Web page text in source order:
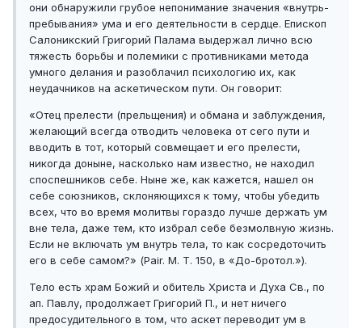
они обнаружили грубое непонимание значения «внутрь-
пребывания» ума и его деятельности в сердце. Епископ
Салоникский Григорий Палама выдержал лично всю
тяжесть борьбы и полемики с противниками метода
умного делания и разоблачил психологию их, как
неудачников на аскетическом пути. Он говорит:
«Отец прелести (прельщения) и обмана и заблуждения,
желающий всегда отводить человека от сего пути и
вводить в тот, который совмещает и его прелести,
никогда доныне, насколько нам известно, не находил
споспешников себе. Ныне же, как кажется, нашел он
себе союзников, склоняющихся к тому, чтобы убедить
всех, что во время молитвы гораздо лучше держать ум
вне тела, даже тем, кто избрал себе безмолвную жизнь.
Если не включать ум внутрь тела, то как сосредоточить
его в себе самом?» (Pair. М. Т. 150, в «До-бротол.»).
Тело есть храм Божий и обитель Христа и Духа Св., по
ап. Павлу, продолжает Григорий П., и нет ничего
предосудительного в том, что аскет переводит ум в